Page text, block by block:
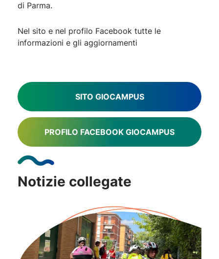
di Parma.
Nel sito e nel profilo Facebook tutte le
informazioni e gli aggiornamenti
SITO GIOCAMPUS
PROFILO FACEBOOK GIOCAMPUS
Notizie collegate